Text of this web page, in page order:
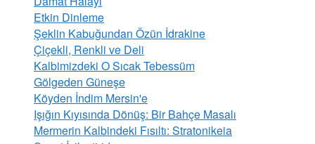
Etkin Dinleme
Şeklin Kabuğundan Özün İdrakine
Çiçekli, Renkli ve Deli
Kalbimizdeki O Sıcak Tebessüm
Gölgeden Güneşe
Köyden İndim Mersin'e
Işığın Kıyısında Dönüş: Bir Bahçe Masalı
Mermerin Kalbindeki Fısıltı: Stratonikeia